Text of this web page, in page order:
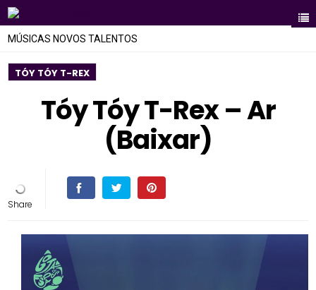
MÚSICAS NOVOS TALENTOS
TÓY TÓY T-REX
Tóy Tóy T-Rex – Ar
(Baixar)